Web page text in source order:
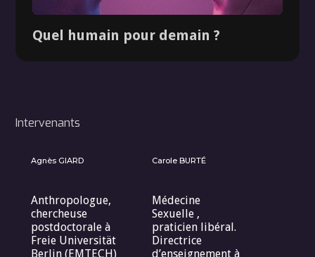
Quel humain pour demain ?
Intervenants
Agnès GIARD
Anthropologue,
chercheuse
postdoctorale à
Freie Universität
Berlin (EMTECH)
Carole BURTÉ
Médecine
Sexuelle ,
praticien libéral.
Directrice
d’enseignement à